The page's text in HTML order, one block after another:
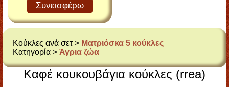
Συνεισφέρω
Κούκλες ανά σετ > Ματριόσκα 5 κούκλες
Κατηγορία > Άγρια ζώα
Καφέ κουκουβάγια κούκλες (rrea)